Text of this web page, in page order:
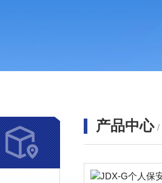
产品中心 /